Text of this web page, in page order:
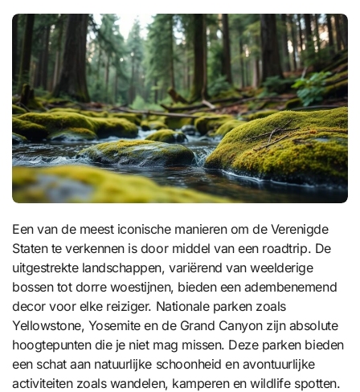
Een van de meest iconische manieren om de Verenigde
Staten te verkennen is door middel van een roadtrip. De
uitgestrekte landschappen, variërend van weelderige
bossen tot dorre woestijnen, bieden een adembenemend
decor voor elke reiziger. Nationale parken zoals
Yellowstone, Yosemite en de Grand Canyon zijn absolute
hoogtepunten die je niet mag missen. Deze parken bieden
een schat aan natuurlijke schoonheid en avontuurlijke
activiteiten zoals wandelen, kamperen en wildlife spotten.